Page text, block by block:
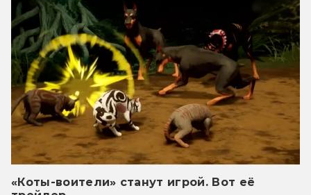
«Коты-воители» станут игрой. Вот её